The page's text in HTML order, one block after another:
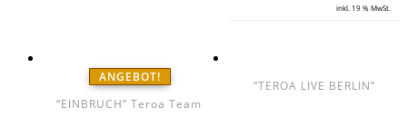
inkl. 19 % MwSt.
ANGEBOT!
“EINBRUCH” Teroa Team
“TEROA LIVE BERLIN”